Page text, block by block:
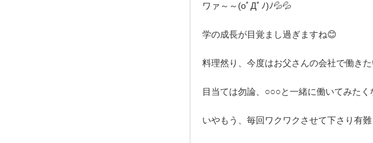
ワァ～～(oﾟДﾟﾉ)ﾉ💦💦
学の成長が目覚まし過ぎますね😊
料理然り、今度はお父さんの会社で働き
目当ては勿論、○○○と一緒に働いてみた
いやもう、毎回ワクワクさせて下さり有